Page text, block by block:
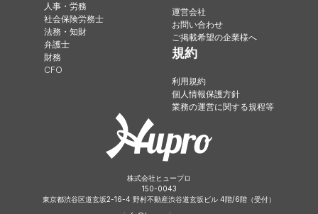
人事・労務
社会保険労務士
法務・知財
弁護士
財務
CFO
運営会社
お問い合わせ
ご掲載希望の企業様へ
規約
利用規約
個人情報保護方針
業務の運営に関する規程等
株式会社ヒュープロ
150-0043
東京都渋谷区道玄坂2-16-4 野村不動産渋谷道玄坂ビル 4階/6階（受付）